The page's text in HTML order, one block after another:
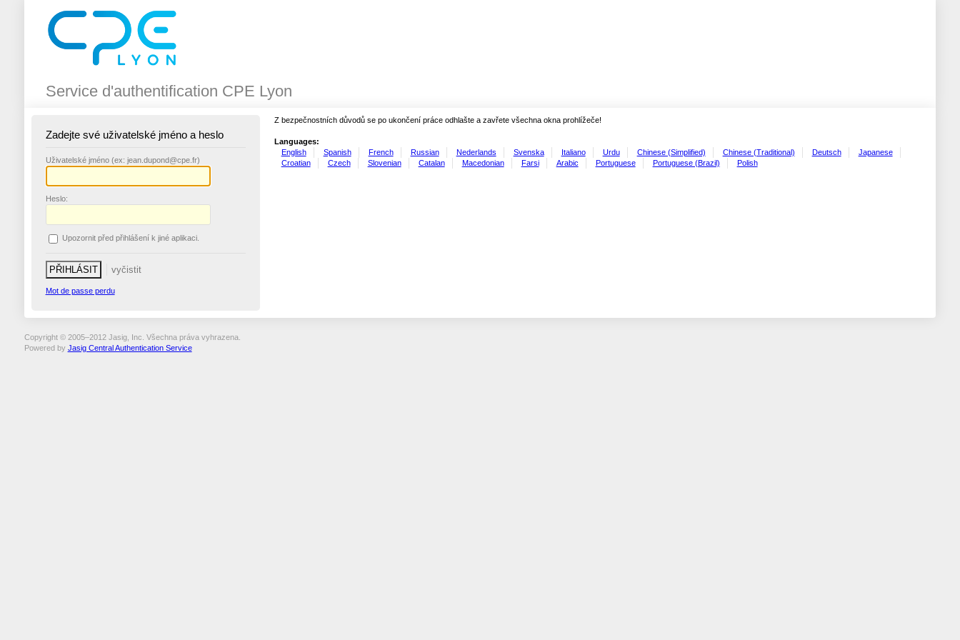
Service d'authentification CPE Lyon
Zadejte své uživatelské jméno a heslo
Uživatelské jméno (ex: jean.dupond@cpe.fr)
Heslo:
Upozornit před přihlášení k jiné aplikaci.
Mot de passe perdu
Z bezpečnostních důvodů se po ukončení práce odhlašte a zavřete všechna okna prohlížeče!
Languages:
English
Spanish French Russian Nederlands Svenska Italiano Urdu Chinese (Simplified) Chinese (Traditional) Deutsch
Japanese
Croatian
Czech Slovenian Catalan Macedonian Farsi Arabic Portuguese Portuguese (Brazil) Polish
Copyright © 2005–2012 Jasig, Inc. Všechna práva vyhrazena.
Powered by Jasig Central Authentication Service